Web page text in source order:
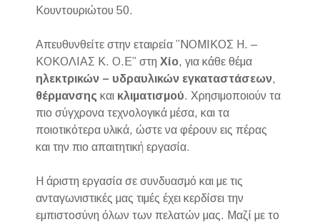
Κουντουριώτου 50.
Απευθυνθείτε στην εταιρεία ”ΝΟΜΙΚΟΣ Η. –
ΚΟΚΟΛΙΑΣ Κ. Ο.Ε” στηΧίο, για κάθε θέμα
ηλεκτρικών – υδραυλικών εγκαταστάσεων,
θέρμανσης και κλιματισμού. Χρησιμοποιούν τα
πιο σύγχρονα τεχνολογικά μέσα, και τα
ποιοτικότερα υλικά, ώστε να φέρουν εις πέρας
και την πιο απαιτητική εργασία.
Η άριστη εργασία σε συνδυασμό και με τις
ανταγωνιστικές μας τιμές έχει κερδίσει την
εμπιστοσύνη όλων των πελατών μας. Μαζί με το